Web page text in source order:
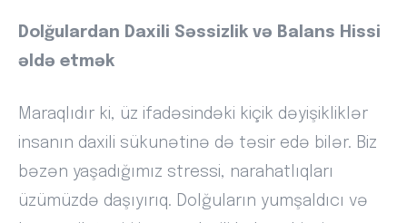
Dolğulardan Daxili Səssizlik və Balans Hissi
əldə etmək
Maraqlıdır ki, üz ifadəsindəki kiçik dəyişikliklər
insanın daxili sükunətinə də təsir edə bilər. Biz
bəzən yaşadığımız stressi, narahatlıqları
üzümüzdə daşıyırıq. Dolğuların yumşaldıcı və